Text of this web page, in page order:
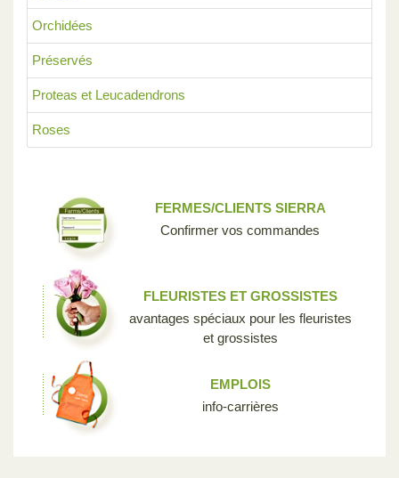
Orchidées
Préservés
Proteas et Leucadendrons
Roses
FERMES/CLIENTS SIERRA
Confirmer vos commandes
FLEURISTES ET GROSSISTES
avantages spéciaux pour les fleuristes
et grossistes
EMPLOIS
info-carrières